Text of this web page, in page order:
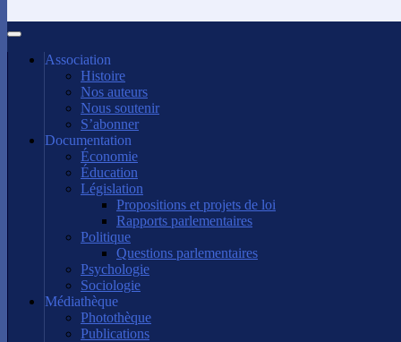
Association
Histoire
Nos auteurs
Nous soutenir
S’abonner
Documentation
Économie
Éducation
Législation
Propositions et projets de loi
Rapports parlementaires
Politique
Questions parlementaires
Psychologie
Sociologie
Médiathèque
Photothèque
Publications